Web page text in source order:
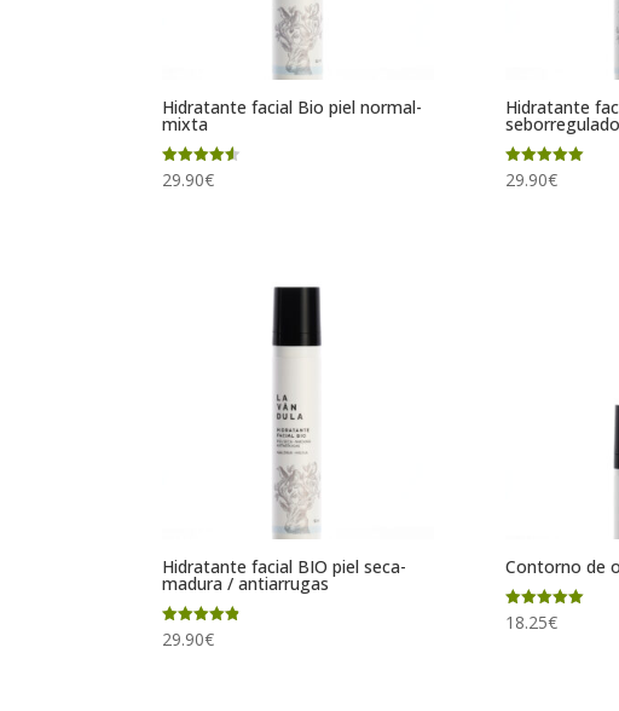
Hidratante facial Bio piel normal-
mixta
Valorado
con
29.90€
Hidratante
Valorado
con
29.90€
Hidratante facial BIO piel seca-
madura / antiarrugas
Valorado
con
29.90€
Contorno de
Valorado
con
18.25€